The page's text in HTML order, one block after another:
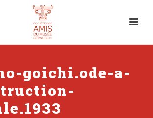
goichi.ode-a-